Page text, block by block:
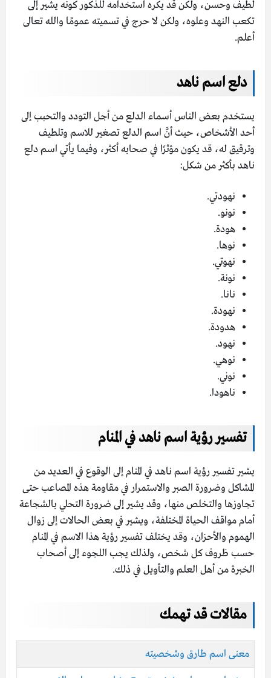
لطيف وحسن، ولكن قد يكره استخدامه للذكور كونه يشير إلى
تكعب النهد وعلوه، ولكن لا حرج في تسميته عمومًا والله تعالى
أعلم.
دلع اسم ناهد
يستخدم بعض الناس أسماء الدلع من أجل التودد والتحبب إلى
أحد الأشخاص، حيث أنَّ اسم الدلع تصغير للاسم وتلطيف
وترقيق له، قد يكون مؤثرًا في صحابه أكثر، وفيما يأتي اسم دلع
ناهد بأكثر من شكل:
نهودتي.
نونو.
هودة.
نوها.
نهوتي.
نونة.
نانا.
نهودة.
هدودة.
نهود.
نوهي.
نوني.
ناهودا.
تفسير رؤية اسم ناهد في المنام
يشير تفسير رؤية اسم ناهد في المنام إلى الوقوع في العديد من
المشاكل وضرورة الصبر والاستمرار في مقاومة هذه المصاعب حتى
تجاوزها والتخلص منها، وقد يشير إلى ضرورة التحلي بالشجاعة
أمام مواقف الحياة المختلفة، ويشير في بعض الحالات إلى زوال
الهموم والأحزان، وقد يختلف تفسير رؤية هذا الاسم في المنام
حسب ظروف كل شخص، ولذلك يجب اللجوء إلى أصحاب
الخبرة من أهل العلم والتأويل في ذلك.
مقالات قد تهمك
معنى اسم طارق وشخصيته